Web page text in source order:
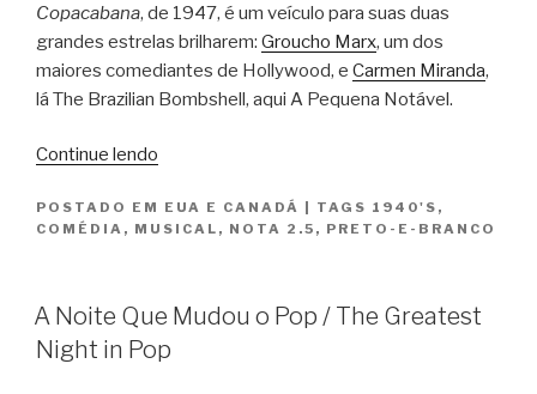
Copacabana, de 1947, é um veículo para suas duas
grandes estrelas brilharem: Groucho Marx, um dos
maiores comediantes de Hollywood, e Carmen Miranda,
lá The Brazilian Bombshell, aqui A Pequena Notável.
Continue lendo
POSTADO EM EUA E CANADÁ | TAGS 1940'S ,
COMÉDIA , MUSICAL , NOTA 2.5 , PRETO-E-BRANCO
A Noite Que Mudou o Pop / The Greatest
Night in Pop